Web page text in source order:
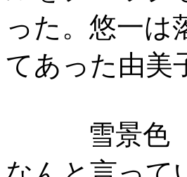
った。悠一は
てあった由美
雪景色